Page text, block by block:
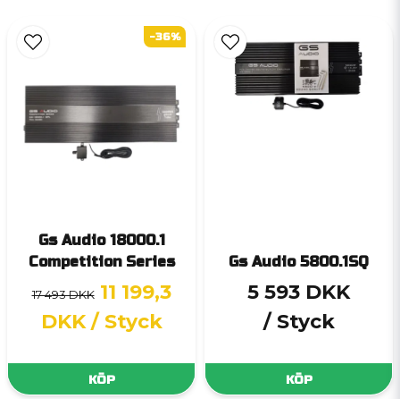
Gs Audio 18000.1
Competition Series
17 493 DKK 11 199,3
DKK / Styck
KÖP
-36%
Gs Audio 5800.1SQ
5 593 DKK
/ Styck
KÖP